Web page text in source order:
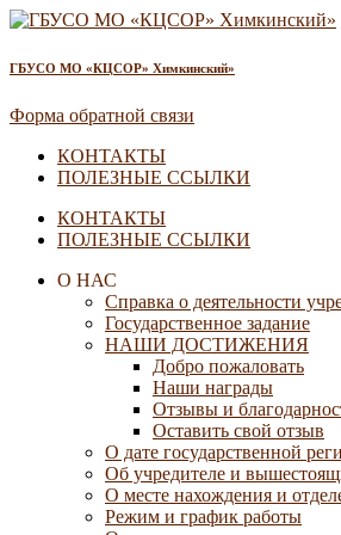
ГБУСО МО «КЦСОР» Химкинский»
Форма обратной связи
КОНТАКТЫ
ПОЛЕЗНЫЕ ССЫЛКИ
КОНТАКТЫ
ПОЛЕЗНЫЕ ССЫЛКИ
О НАС
Справка о деятельности
Государственное задание
НАШИ ДОСТИЖЕНИЯ
Добро пожаловать
Наши награды
Отзывы и
Оставить свой отзыв
О дате государственной
Об учредителе и
О месте нахождения и
Режим и график работы